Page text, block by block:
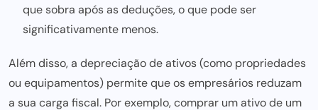
que sobra após as deduções, o que pode ser
significativamente menos.
Além disso, a depreciação de ativos (como propriedades
ou equipamentos) permite que os empresários reduzam
a sua carga fiscal. Por exemplo, comprar um ativo de um